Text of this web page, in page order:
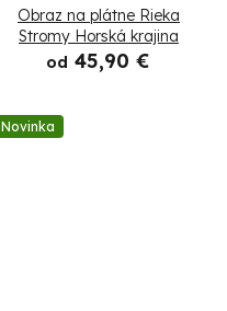
Obraz na plátne Rieka
Stromy Horská krajina
od 45,90 €
Novinka